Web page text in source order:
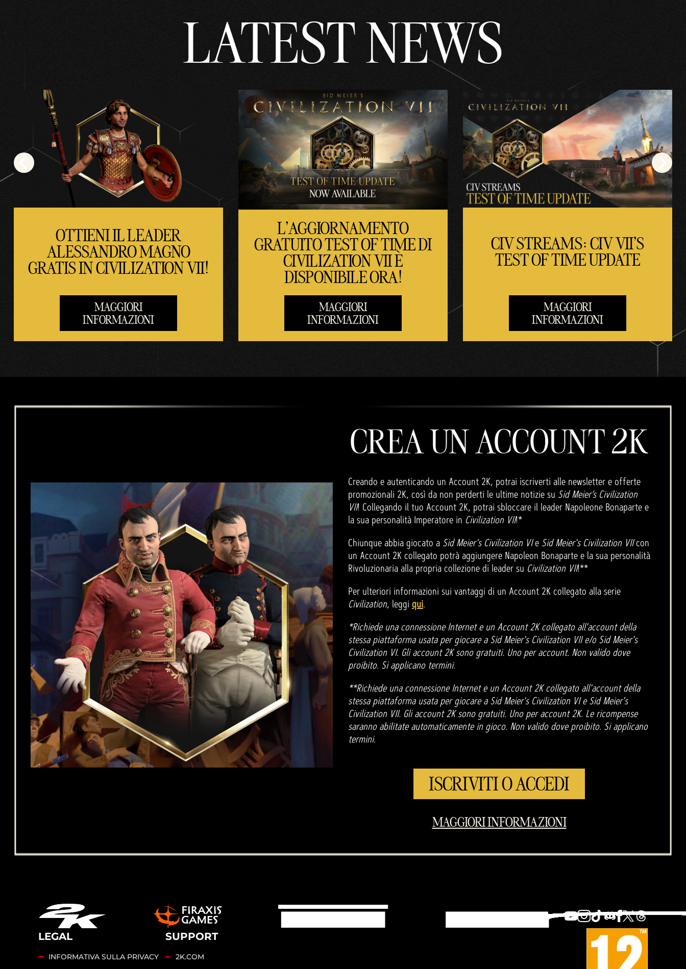
sulla
priva
cy di
YouT
ube
ento
dati
ai
serve
r di
LATEST NEWS
OTTIENI IL LEADER
ALESSANDRO MAGNO
GRATIS IN CIVILIZATION VII!
MAGGIORI
INFORMAZIONI
L'AGGIORNAMENTO
GRATUITO TEST OF TIME DI
CIVILIZATION VII È
DISPONIBILE ORA!
MAGGIORI
INFORMAZIONI
CIV STREAMS: CIV VII'S
TEST OF TIME UPDATE
MAGGIORI
INFORMAZIONI
CREA UN ACCOUNT 2K
Creando e autenticando un Account 2K, potrai iscriverti alle newsletter e offerte
promozionali 2K, così da non perderti le ultime notizie su Sid Meier’s Civilization
VII! Collegando il tuo Account 2K, potrai sbloccare il leader Napoleone Bonaparte e
la sua personalità Imperatore in Civilization VII!*
Chiunque abbia giocato a Sid Meier's Civilization VIe Sid Meier's Civilization VIIcon
un Account 2K collegato potrà aggiungere Napoleon Bonaparte e la sua personalità
Rivoluzionaria alla propria collezione di leader su Civilization VII!**
Per ulteriori informazioni sui vantaggi di un Account 2K collegato alla serie
Civilization, leggi qui.
*Richiede una connessione Internet e un Account 2K collegato all'account della
stessa piattaforma usata per giocare a Sid Meier's Civilization VII e/o Sid Meier's
Civilization VI. Gli account 2K sono gratuiti. Uno per account. Non valido dove
proibito. Si applicano termini.
**Richiede una connessione Internet e un Account 2K collegato all'account della
stessa piattaforma usata per giocare a Sid Meier's Civilization VI e Sid Meier's
Civilization VII. Gli account 2K sono gratuiti. Uno per account 2K. Le ricompense
saranno abilitate automaticamente in gioco. Non valido dove proibito. Si applicano
termini.
ISCRIVITI O ACCEDI
MAGGIORI INFORMAZIONI
LEGAL
INFORMATIVA SULLA PRIVACY
SUPPORT
2K.COM